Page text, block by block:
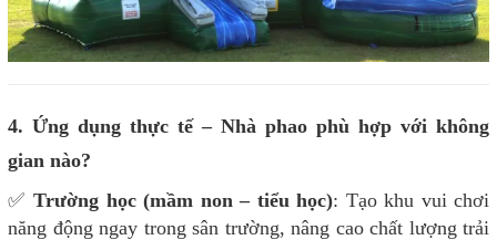
4. Ứng dụng thực tế – Nhà phao phù hợp với không
gian nào?
✅ Trường học (mầm non – tiểu học): Tạo khu vui chơi
năng động ngay trong sân trường, nâng cao chất lượng trải